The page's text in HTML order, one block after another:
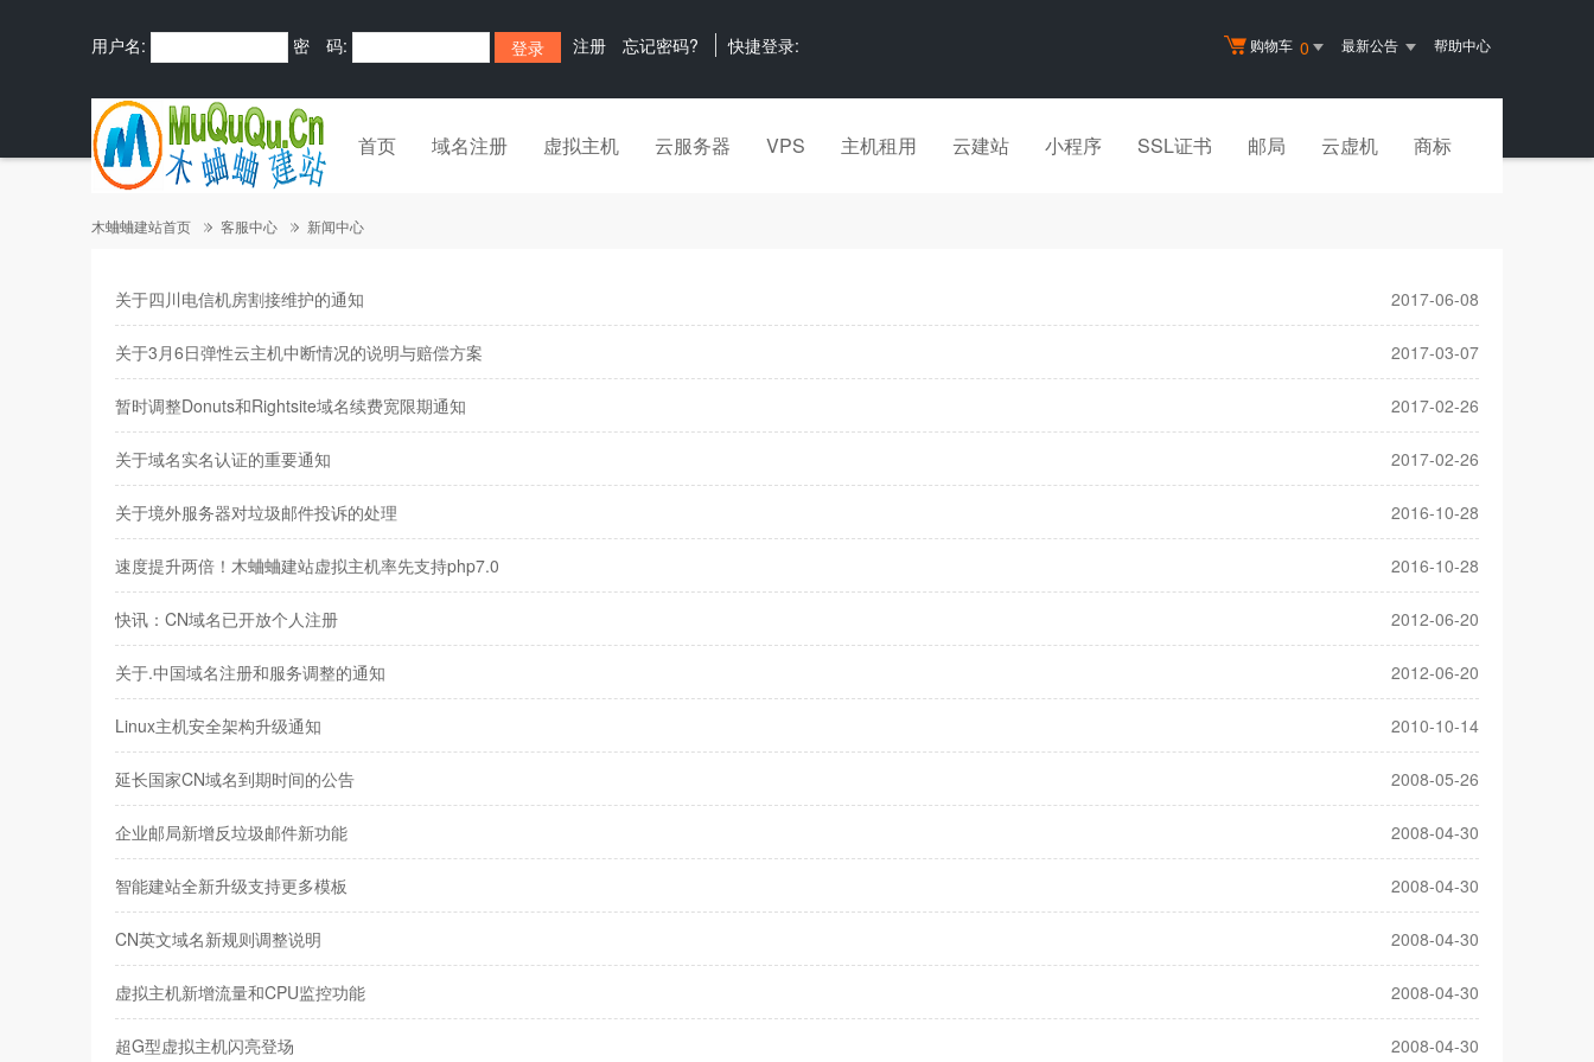
购物车 0 最新公告 帮助中心
用户名: 密 码: 注册 忘记密码? 快捷登录:
首页 域名注册 虚拟主机 云服务器 VPS 主机租用 云建站 小程序 SSL证书 邮局 云虚机 商标
木蛐蛐建站首页 客服中心 新闻中心
关于四川电信机房割接维护的通知 2017-06-08
关于3月6日弹性云主机中断情况的说明与赔偿方案 2017-03-07
暂时调整Donuts和Rightsite域名续费宽限期通知 2017-02-26
关于域名实名认证的重要通知 2017-02-26
关于境外服务器对垃圾邮件投诉的处理 2016-10-28
速度提升两倍！木蛐蛐建站虚拟主机率先支持php7.0 2016-10-28
快讯：CN域名已开放个人注册 2012-06-20
关于.中国域名注册和服务调整的通知 2012-06-20
Linux主机安全架构升级通知 2010-10-14
延长国家CN域名到期时间的公告 2008-05-26
企业邮局新增反垃圾邮件新功能 2008-04-30
智能建站全新升级支持更多模板 2008-04-30
CN英文域名新规则调整说明 2008-04-30
虚拟主机新增流量和CPU监控功能 2008-04-30
超G型虚拟主机闪亮登场 2008-04-30